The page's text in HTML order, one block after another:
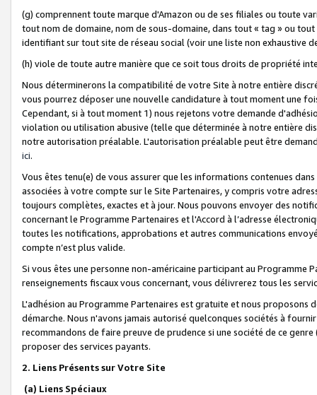
(g) comprennent toute marque d'Amazon ou de ses filiales ou toute
tout nom de domaine, nom de sous-domaine, dans tout « tag » ou
identifiant sur tout site de réseau social (voir une liste non exhaustive
(h) viole de toute autre manière que ce soit tous droits de propriété
Nous déterminerons la compatibilité de votre Site à notre entière
vous pourrez déposer une nouvelle candidature à tout moment une
Cependant, si à tout moment 1) nous rejetons votre demande
violation ou utilisation abusive (telle que déterminée à notre entière
notre autorisation préalable. L'autorisation préalable peut être
ici.
Vous êtes tenu(e) de vous assurer que les informations contenues
associées à votre compte sur le Site Partenaires, y compris votre
toujours complètes, exactes et à jour. Nous pouvons envoyer des
concernant le Programme Partenaires et l'Accord à l’adresse
toutes les notifications, approbations et autres communications
compte n’est plus valide.
Si vous êtes une personne non-américaine participant au
renseignements fiscaux vous concernant, vous délivrerez tous les
L'adhésion au Programme Partenaires est gratuite et nous proposons
démarche. Nous n'avons jamais autorisé quelconques sociétés à
recommandons de faire preuve de prudence si une société de ce
proposer des services payants.
2. Liens Présents sur Votre Site
(a) Liens Spéciaux